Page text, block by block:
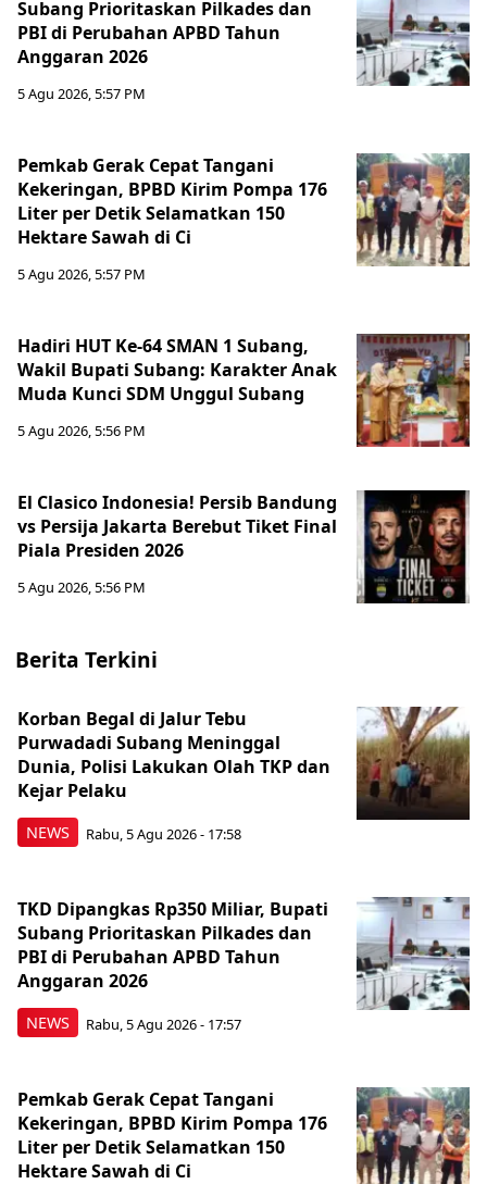
Subang Prioritaskan Pilkades dan
PBI di Perubahan APBD Tahun
Anggaran 2026
5 Agu 2026, 5:57 PM
Pemkab Gerak Cepat Tangani
Kekeringan, BPBD Kirim Pompa 176
Liter per Detik Selamatkan 150
Hektare Sawah di Ci
5 Agu 2026, 5:57 PM
Hadiri HUT Ke-64 SMAN 1 Subang,
Wakil Bupati Subang: Karakter Anak
Muda Kunci SDM Unggul Subang
5 Agu 2026, 5:56 PM
El Clasico Indonesia! Persib Bandung
vs Persija Jakarta Berebut Tiket Final
Piala Presiden 2026
5 Agu 2026, 5:56 PM
Berita Terkini
NEWS
Korban Begal di Jalur Tebu
Purwadadi Subang Meninggal
Dunia, Polisi Lakukan Olah TKP dan
Kejar Pelaku
Rabu, 5 Agu 2026 - 17:58
NEWS
TKD Dipangkas Rp350 Miliar, Bupati
Subang Prioritaskan Pilkades dan
PBI di Perubahan APBD Tahun
Anggaran 2026
Rabu, 5 Agu 2026 - 17:57
Pemkab Gerak Cepat Tangani
Kekeringan, BPBD Kirim Pompa 176
Liter per Detik Selamatkan 150
Hektare Sawah di Ci